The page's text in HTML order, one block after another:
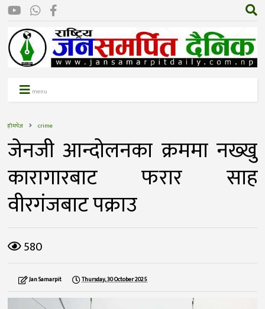
menu
होमपेज crime
जेनजी आन्दोलनका क्रममा नख्खु
कारागारबाट फरार साह
वीरगंजबाट पक्राउ
580
Jan Samarpit Thursday, 30 October 2025